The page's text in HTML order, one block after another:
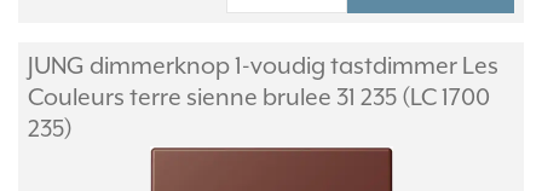
JUNG dimmerknop 1-voudig tastdimmer Les
Couleurs terre sienne brulee 31 235 (LC 1700
235)